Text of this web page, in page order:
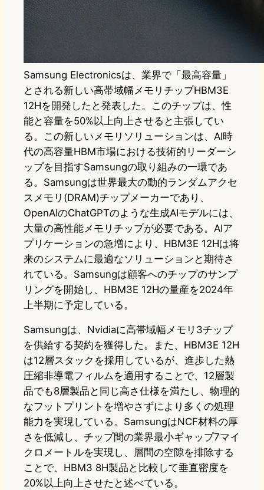
Samsung Electronicsは、業界で「最高容量」
とされる新しい高帯域幅メモリチップHBM3E
12Hを開発したと発表した。このチップは、性
能と容量を50%以上向上させると主張してい
る。この新しいメモリソリューションは、AI時
代の高容量HBM市場における技術的リーダーシ
ップを目指すSamsungの取り組みの一環であ
る。Samsungは世界最大の動的ランダムアクセ
スメモリ(DRAM)チップメーカーであり、
OpenAIのChatGPTのような生成AIモデルには、
大量の高性能メモリチップが必要である。AIア
プリケーションの急増により、HBM3E 12Hは将
来のシステムに最適なソリューションと期待さ
れている。Samsungは顧客へのチップのサンプ
リングを開始し、HBM3E 12Hの量産を2024年
上半期に予定している。
Samsungは、Nvidiaに高帯域幅メモリ3チップ
を供給する契約を獲得した。また、HBM3E 12H
は12層スタックを採用しているが、進歩した熱
圧縮非導電フィルムを適用することで、12層製
品でも8層製品と同じ高さ仕様を満たし、物理的
なフットプリントを増やさずにより多くの処理
能力を実現している。SamsungはNCF材料の厚
さを低減し、チップ間の業界最小ギャップ7マイ
クロメートルを実現し、層間の空隙を排除する
ことで、HBM3 8H製品と比較して垂直密度を
20%以上向上させたと述べている。